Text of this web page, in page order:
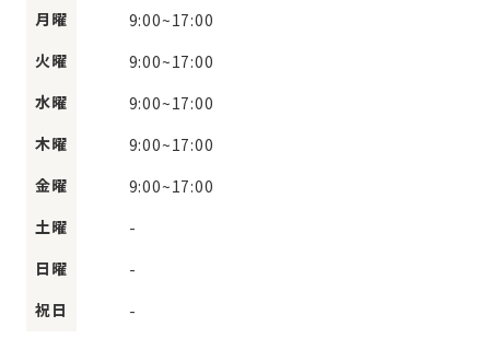
月曜 9:00~17:00
火曜
9:00~17:00
水曜
9:00~17:00
木曜
9:00~17:00
金曜
9:00~17:00
土曜
-
日曜
-
祝日
-